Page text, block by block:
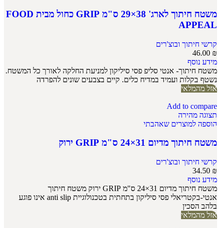
משטח חיתוך לארג' 38×29 ס"מ GRIP כחול מבית FOOD
APPEAL
קרשי חיתוך ובוצ'רים
46.00 ₪
מידע נוסף
משטח חיתוך- אנטי סליפ פסי סיליקון למניעת החלקה לאורך כל המשטח.
נשטף בקלות ועמיד במדיח כלים. קיים בצבעים שונים להפרדה
אזל מהמלאי
Add to compare
תצוגה מהירה
הוספה למוצרים שאהבתי
משטח חיתוך מדיום 31×24 ס"מ GRIP ירוק
קרשי חיתוך ובוצ'רים
34.50 ₪
מידע נוסף
משטח חיתוך מדיום 31×24 ס"מ GRIP ירוק משטח חיתוך
אנטי-בקטריאלי פסי סיליקון בתחתית בטכנולוגיית anti slip אינו פוגע
בלהב הסכין
אזל מהמלאי